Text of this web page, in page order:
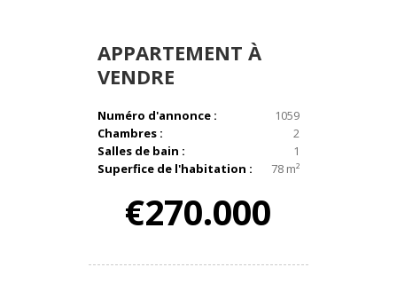
APPARTEMENT À
VENDRE
Numéro d'annonce :
1059
Chambres :
2
Salles de bain :
1
Superfice de l'habitation :
78 m²
€270.000